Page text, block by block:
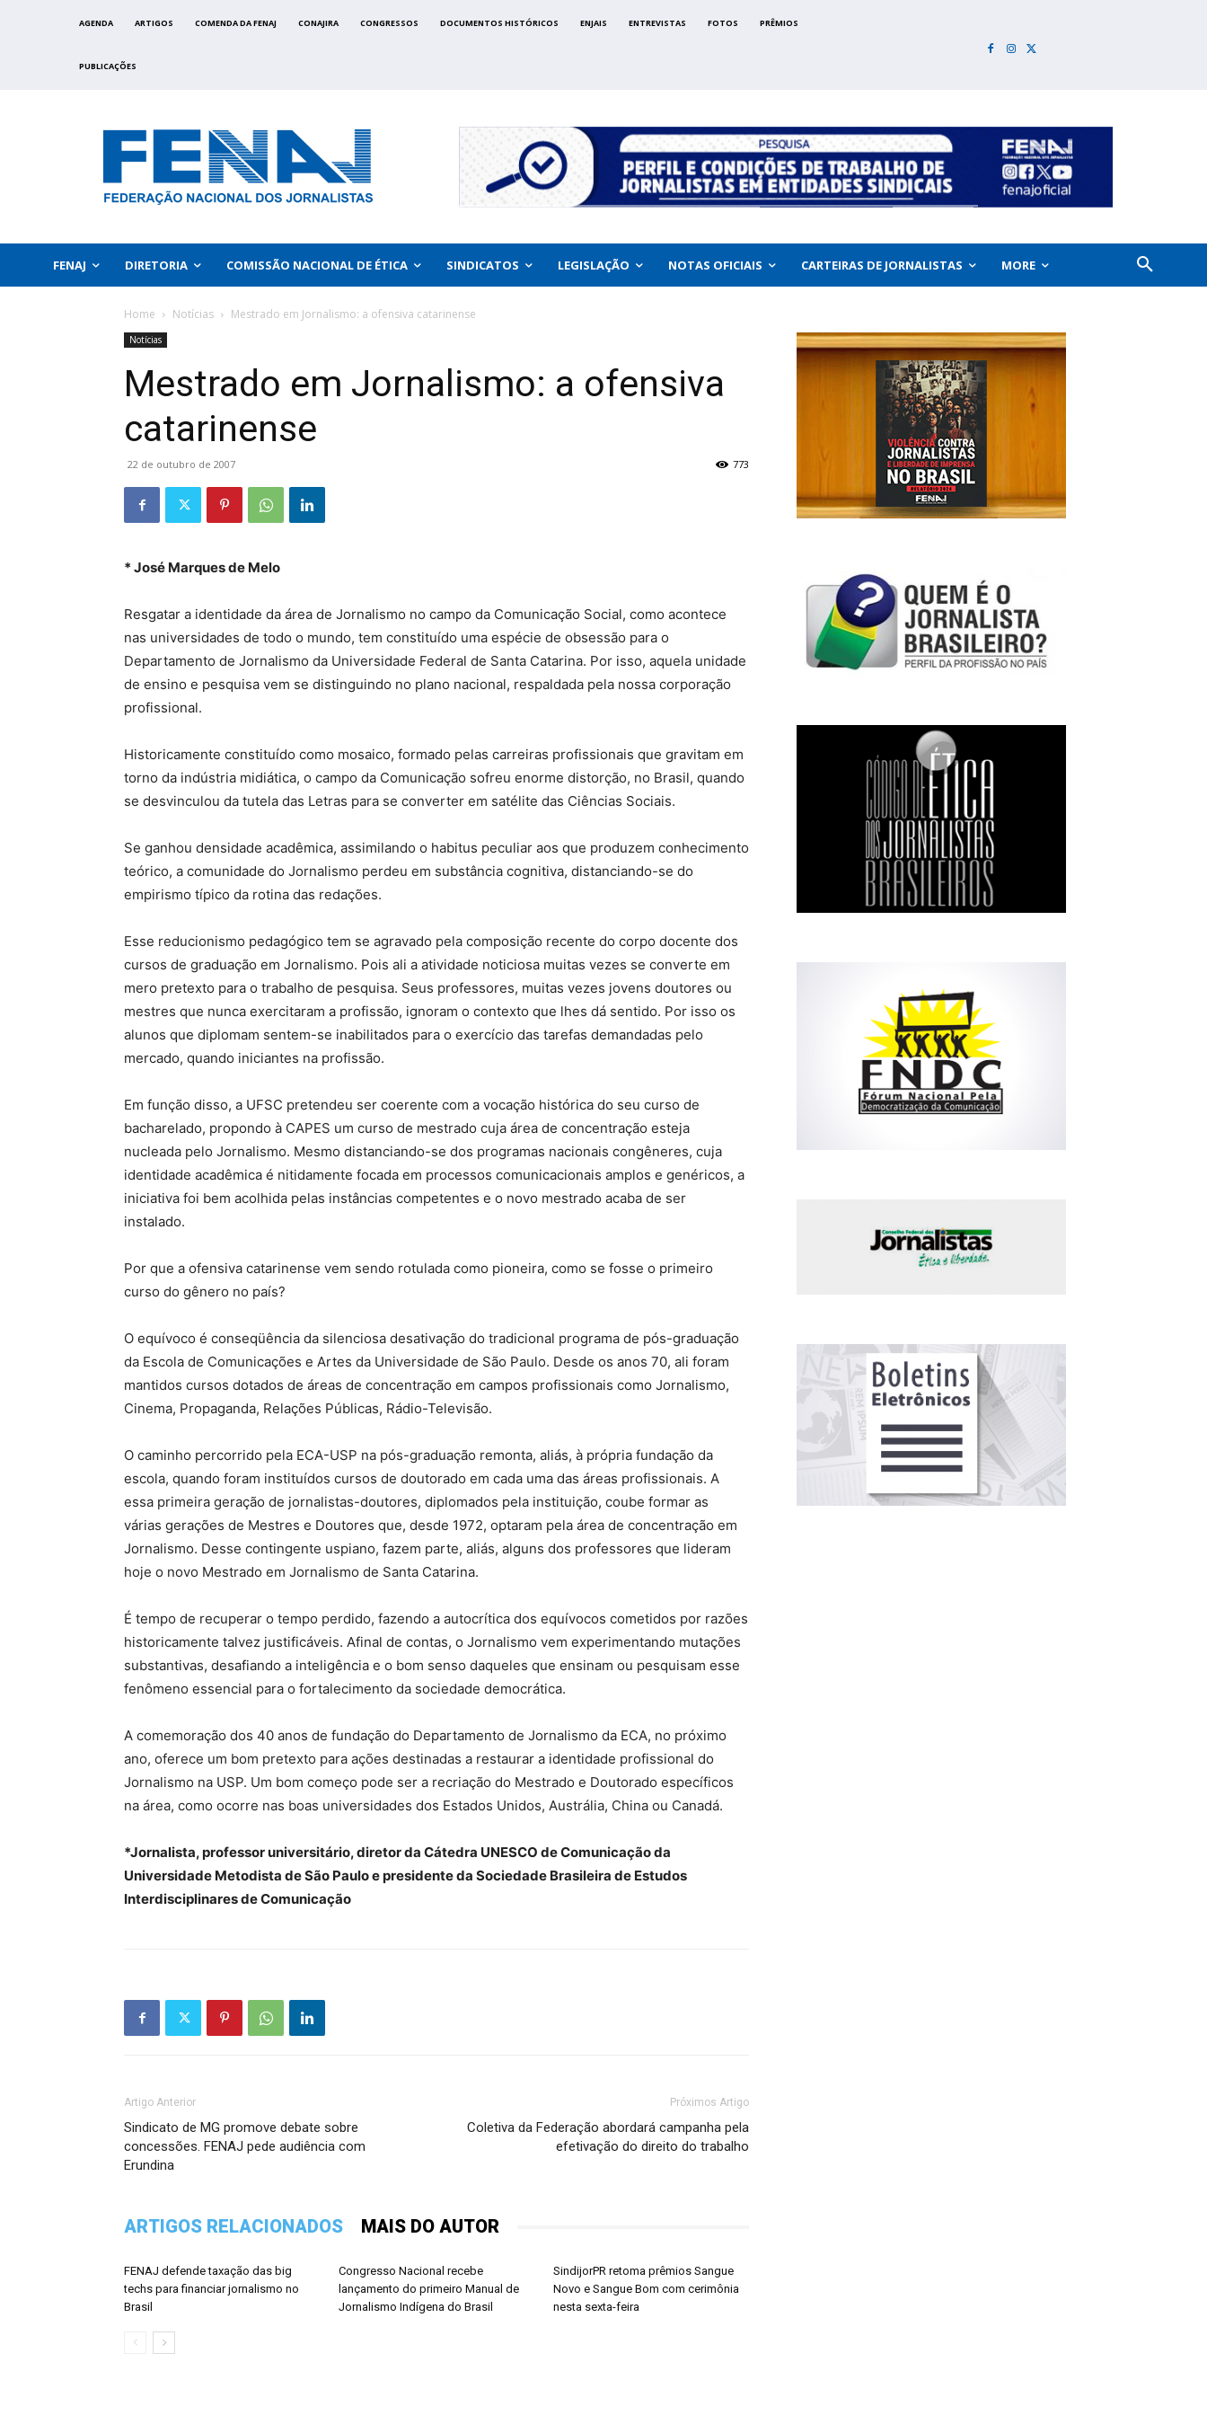
AGENDA ARTIGOS COMENDA DA FENAJ CONAJIRA CONGRESSOS DOCUMENTOS HISTÓRICOS ENJAIS ENTREVISTAS FOTOS PRÊMIOS
PUBLICAÇÕES
FENAJ DIRETORIA COMISSÃO NACIONAL DE ÉTICA SINDICATOS LEGISLAÇÃO NOTAS OFICIAIS CARTEIRAS DE JORNALISTAS MORE
Home Notícias Mestrado em Jornalismo: a ofensiva catarinense
Notícias
Mestrado em Jornalismo: a ofensiva
catarinense
22 de outubro de 2007 773
* José Marques de Melo
Resgatar a identidade da área de Jornalismo no campo da Comunicação Social, como acontece
nas universidades de todo o mundo, tem constituído uma espécie de obsessão para o
Departamento de Jornalismo da Universidade Federal de Santa Catarina. Por isso, aquela unidade
de ensino e pesquisa vem se distinguindo no plano nacional, respaldada pela nossa corporação
profissional.
Historicamente constituído como mosaico, formado pelas carreiras profissionais que gravitam em
torno da indústria midiática, o campo da Comunicação sofreu enorme distorção, no Brasil, quando
se desvinculou da tutela das Letras para se converter em satélite das Ciências Sociais.
Se ganhou densidade acadêmica, assimilando o habitus peculiar aos que produzem conhecimento
teórico, a comunidade do Jornalismo perdeu em substância cognitiva, distanciando-se do
empirismo típico da rotina das redações.
Esse reducionismo pedagógico tem se agravado pela composição recente do corpo docente dos
cursos de graduação em Jornalismo. Pois ali a atividade noticiosa muitas vezes se converte em
mero pretexto para o trabalho de pesquisa. Seus professores, muitas vezes jovens doutores ou
mestres que nunca exercitaram a profissão, ignoram o contexto que lhes dá sentido. Por isso os
alunos que diplomam sentem-se inabilitados para o exercício das tarefas demandadas pelo
mercado, quando iniciantes na profissão.
Em função disso, a UFSC pretendeu ser coerente com a vocação histórica do seu curso de
bacharelado, propondo à CAPES um curso de mestrado cuja área de concentração esteja
nucleada pelo Jornalismo. Mesmo distanciando-se dos programas nacionais congêneres, cuja
identidade acadêmica é nitidamente focada em processos comunicacionais amplos e genéricos, a
iniciativa foi bem acolhida pelas instâncias competentes e o novo mestrado acaba de ser
instalado.
Por que a ofensiva catarinense vem sendo rotulada como pioneira, como se fosse o primeiro
curso do gênero no país?
O equívoco é conseqüência da silenciosa desativação do tradicional programa de pós-graduação
da Escola de Comunicações e Artes da Universidade de São Paulo. Desde os anos 70, ali foram
mantidos cursos dotados de áreas de concentração em campos profissionais como Jornalismo,
Cinema, Propaganda, Relações Públicas, Rádio-Televisão.
O caminho percorrido pela ECA-USP na pós-graduação remonta, aliás, à própria fundação da
escola, quando foram instituídos cursos de doutorado em cada uma das áreas profissionais. A
essa primeira geração de jornalistas-doutores, diplomados pela instituição, coube formar as
várias gerações de Mestres e Doutores que, desde 1972, optaram pela área de concentração em
Jornalismo. Desse contingente uspiano, fazem parte, aliás, alguns dos professores que lideram
hoje o novo Mestrado em Jornalismo de Santa Catarina.
É tempo de recuperar o tempo perdido, fazendo a autocrítica dos equívocos cometidos por razões
historicamente talvez justificáveis. Afinal de contas, o Jornalismo vem experimentando mutações
substantivas, desafiando a inteligência e o bom senso daqueles que ensinam ou pesquisam esse
fenômeno essencial para o fortalecimento da sociedade democrática.
A comemoração dos 40 anos de fundação do Departamento de Jornalismo da ECA, no próximo
ano, oferece um bom pretexto para ações destinadas a restaurar a identidade profissional do
Jornalismo na USP. Um bom começo pode ser a recriação do Mestrado e Doutorado específicos
na área, como ocorre nas boas universidades dos Estados Unidos, Austrália, China ou Canadá.
*Jornalista, professor universitário, diretor da Cátedra UNESCO de Comunicação da
Universidade Metodista de São Paulo e presidente da Sociedade Brasileira de Estudos
Interdisciplinares de Comunicação
Artigo Anterior
Sindicato de MG promove debate sobre
concessões. FENAJ pede audiência com
Erundina
Próximos Artigo
Coletiva da Federação abordará campanha pela
efetivação do direito do trabalho
ARTIGOS RELACIONADOS MAIS DO AUTOR
FENAJ defende taxação das big
techs para financiar jornalismo no
Brasil
Congresso Nacional recebe
lançamento do primeiro Manual de
Jornalismo Indígena do Brasil
SindijorPR retoma prêmios Sangue
Novo e Sangue Bom com cerimônia
nesta sexta-feira